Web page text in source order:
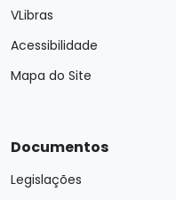
VLibras
Acessibilidade
Mapa do Site
Documentos
Legislações